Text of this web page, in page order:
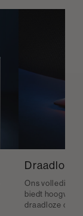
Draadloze
Ons volledige
biedt
draadloze